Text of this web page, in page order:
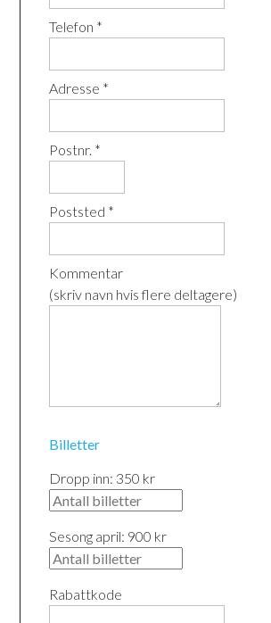
Telefon *
Adresse *
Postnr. *
Poststed *
Kommentar
(skriv navn hvis flere deltagere)
Billetter
Dropp inn: 350 kr
Sesong april: 900 kr
Rabattkode